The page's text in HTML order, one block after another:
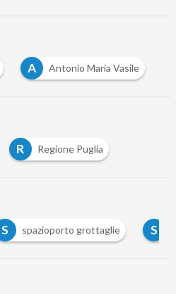
A Antonio Maria Vasile
R Regione Puglia
S spazioporto grottaglie S